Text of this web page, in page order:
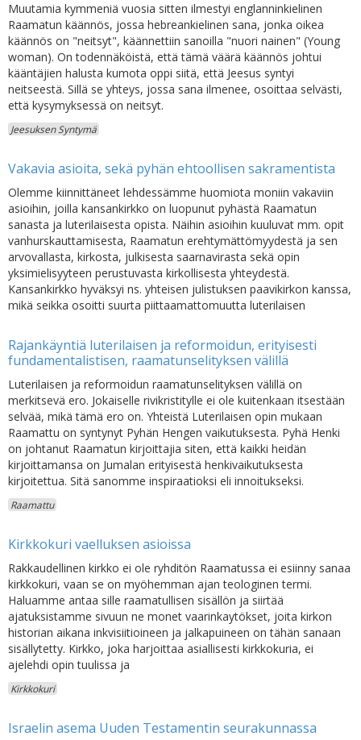
Muutamia kymmeniä vuosia sitten ilmestyi englanninkielinen
Raamatun käännös, jossa hebreankielinen sana, jonka oikea
käännös on "neitsyt", käännettiin sanoilla "nuori nainen" (Young
woman). On todennäköistä, että tämä väärä käännös johtui
kääntäjien halusta kumota oppi siitä, että Jeesus syntyi
neitseestä. Sillä se yhteys, jossa sana ilmenee, osoittaa selvästi,
että kysymyksessä on neitsyt.
Jeesuksen Syntymä
Vakavia asioita, sekä pyhän ehtoollisen sakramentista
Olemme kiinnittäneet lehdessämme huomiota moniin vakaviin
asioihin, joilla kansankirkko on luopunut pyhästä Raamatun
sanasta ja luterilaisesta opista. Näihin asioihin kuuluvat mm. opit
vanhurskauttamisesta, Raamatun erehtymättömyydestä ja sen
arvovallasta, kirkosta, julkisesta saarnavirasta sekä opin
yksimielisyyteen perustuvasta kirkollisesta yhteydestä.
Kansankirkko hyväksyi ns. yhteisen julistuksen paavikirkon kanssa,
mikä seikka osoitti suurta piittaamattomuutta luterilaisen
Rajankäyntiä luterilaisen ja reformoidun, erityisesti
fundamentalistisen, raamatunselityksen välillä
Luterilaisen ja reformoidun raamatunselityksen välillä on
merkitsevä ero. Jokaiselle rivikristitylle ei ole kuitenkaan itsestään
selvää, mikä tämä ero on. Yhteistä Luterilaisen opin mukaan
Raamattu on syntynyt Pyhän Hengen vaikutuksesta. Pyhä Henki
on johtanut Raamatun kirjoittajia siten, että kaikki heidän
kirjoittamansa on Jumalan erityisestä henkivaikutuksesta
kirjoitettua. Sitä sanomme inspiraatioksi eli innoitukseksi.
Raamattu
Kirkkokuri vaelluksen asioissa
Rakkaudellinen kirkko ei ole ryhditön Raamatussa ei esiinny sanaa
kirkkokuri, vaan se on myöhemman ajan teologinen termi.
Haluamme antaa sille raamatullisen sisällön ja siirtää
ajatuksistamme sivuun ne monet vaarinkaytökset, joita kirkon
historian aikana inkvisiitioineen ja jalkapuineen on tähän sanaan
sisällytetty. Kirkko, joka harjoittaa asiallisesti kirkkokuria, ei
ajelehdi opin tuulissa ja
Kirkkokuri
Israelin asema Uuden Testamentin seurakunnassa